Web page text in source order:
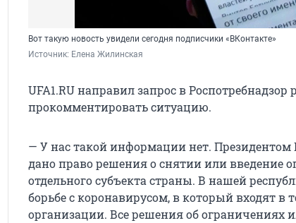
Вот такую новость увидели сегодня подписчики «ВКонтакте»
Источник: Елена Жилинская
UFA1.RU направил запрос в Роспотребнадзор
прокомментировать ситуацию.
— У нас такой информации нет.
дано право решения о снятии или введение
отдельного субъекта страны. В нашей
борьбе с коронавирусом, в который входят в
организации. Все решения об ограничениях